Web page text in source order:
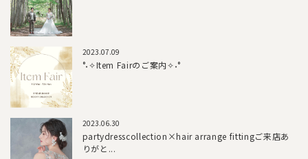
2023.07.09
°˖✧Item Fairのご案内✧˖°
2023.06.30
partydresscollection×hair arrange fittingご来店あ
りがと...